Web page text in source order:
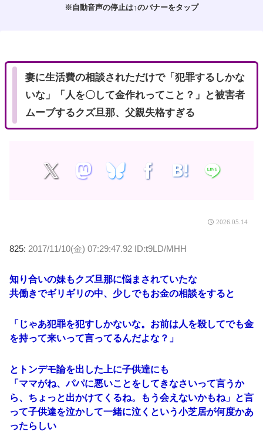
※自動音声の停止は↑のバナーをタップ
妻に生活費の相談されただけで「犯罪するしかな
いな」「人を〇して金作れってこと？」と被害者
ムーブするクズ旦那、父親失格すぎる
2026.05.14
825: 2017/11/10(金) 07:29:47.92 ID:t9LD/MHH
知り合いの妹もクズ旦那に悩まされていたな
共働きでギリギリの中、少しでもお金の相談をすると
「じゃあ犯罪を犯すしかないな。お前は人を殺してでも金
を持って来いって言ってるんだよな？」
とトンデモ論を出した上に子供達にも
「ママがね、パパに悪いことをしてきなさいって言うか
ら、ちょっと出かけてくるね。もう会えないかもね」と言
って子供達を泣かして一緒に泣くという小芝居が何度かあ
ったらしい